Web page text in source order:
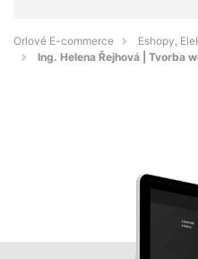
Orlové E-commerce
Eshopy,
Ing. Helena Řejhová | Tvorba